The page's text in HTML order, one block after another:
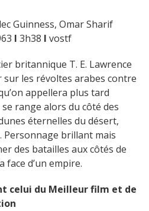
Guinness, Omar Sharif
I 3h38 I vostf
britannique T. E. Lawrence
sur les révoltes arabes contre
appellera plus tard
se range alors du côté des
éternelles du désert,
brillant mais
des batailles aux côtés de
face d’un empire.
celui du Meilleur film et de